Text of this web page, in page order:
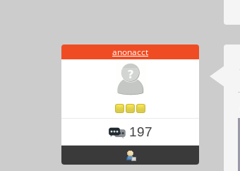
anonacct
197